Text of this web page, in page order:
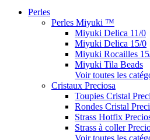
Perles
Perles Miyuki ™
Miyuki Delica 11/0
Miyuki Delica 15/0
Miyuki Rocailles
Miyuki Tila Beads
Voir toutes les
Cristaux Preciosa
Toupies Cristal
Rondes Cristal
Strass Hotfix
Strass à coller
Voir toutes les